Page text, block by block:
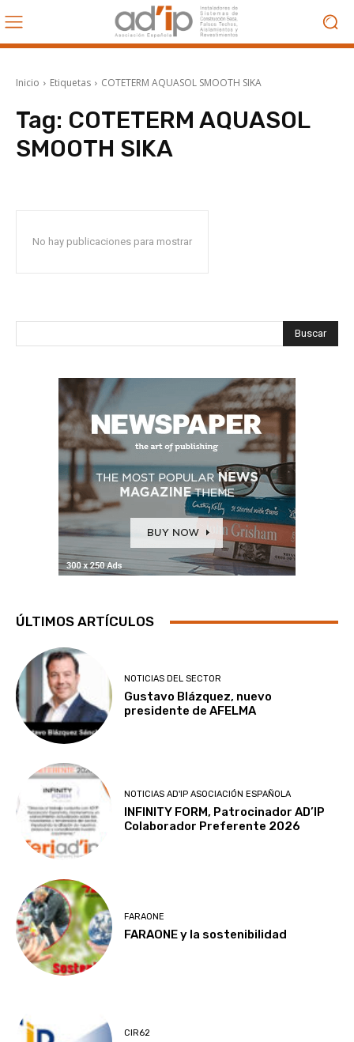
Inicio Etiquetas COTETERM AQUASOL SMOOTH SIKA
Tag: COTETERM AQUASOL
SMOOTH SIKA
No hay publicaciones para mostrar
Buscar
ÚLTIMOS ARTÍCULOS
NOTICIAS DEL SECTOR
Gustavo Blázquez, nuevo
presidente de AFELMA
NOTICIAS AD'IP ASOCIACIÓN ESPAÑOLA
INFINITY FORM, Patrocinador AD’IP
Colaborador Preferente 2026
FARAONE
FARAONE y la sostenibilidad
CIR62